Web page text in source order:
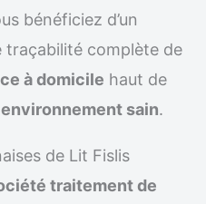
bénéficiez d’un
traçabilité complète de
à domicile haut de
environnement sain.
de Lit Fislis
traitement de